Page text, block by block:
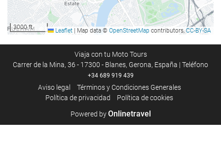
Zonas comunes
Sala de juegos
Instalaciones de negocios
Centro de negocios
Sala para eventos
3000 ft Leaflet | Map data © OpenStreetMap contributors, CC-BY-SA
Viaja con tu Moto Tours
Carrer de la Mina, 36 - 17300 - Blanes, Gerona, España | Teléfono
+34 689 919 439
Aviso legal
Términos y Condiciones Generales
Política de privacidad
Política de cookies
Powered byOnlinetravel